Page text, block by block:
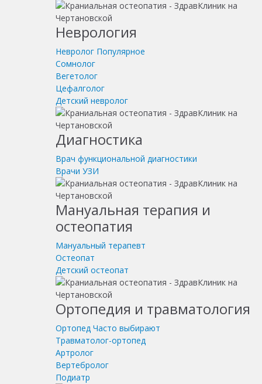
Неврология
Невролог Популярное
Сомнолог
Вегетолог
Цефалголог
Детский невролог
Диагностика
Врач функциональной диагностики
Врачи УЗИ
Мануальная терапия и
остеопатия
Мануальный терапевт
Остеопат
Детский остеопат
Ортопедия и травматология
Ортопед Часто выбирают
Травматолог-ортопед
Артролог
Вертебролог
Подиатр